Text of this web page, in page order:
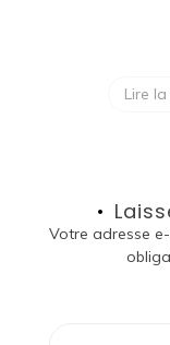
Lire la suite
Votre adresse